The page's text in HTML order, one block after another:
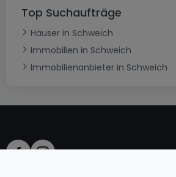
Top Suchaufträge
Häuser in Schweich
Immobilien in Schweich
Immobilienanbieter in Schweich